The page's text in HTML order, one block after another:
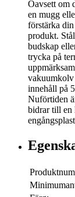
Oavsett om
en mugg
förstärka
produkt.
budskap
trycka på
vakuumkolv
innehåll på
Nuförtiden
bidrar till en